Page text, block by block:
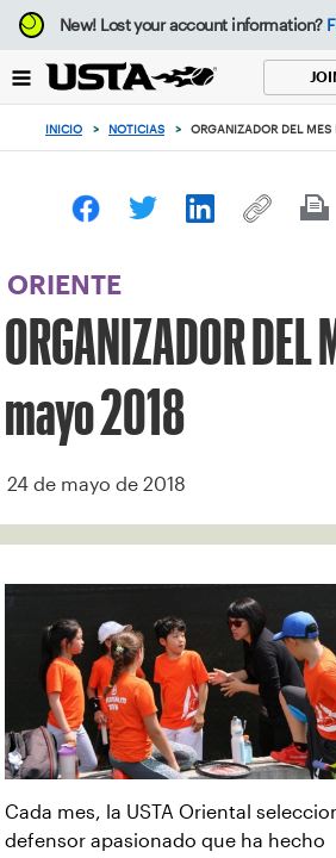
Enfoque
desde
botón
volver
principio
New!Lost your account information?
INICIO > NOTICIAS > ORGANIZADOR DEL
ORIENTE
ORGANIZADOR DEL
mayo 2018
24 de mayo de 2018
Cada mes, la USTA Oriental
defensor apasionado que ha hecho